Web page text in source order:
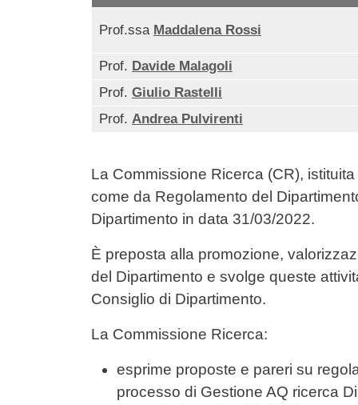
Prof.ssa Maddalena Rossi
Prof. Davide Malagoli
Prof. Giulio Rastelli
Prof. Andrea Pulvirenti
La Commissione Ricerca (CR),
come da Regolamento del
Dipartimento in data 31/03/2022.
È preposta alla promozione,
del Dipartimento e svolge queste
Consiglio di Dipartimento.
La Commissione Ricerca:
esprime proposte e pareri su
processo di Gestione AQ ricerca